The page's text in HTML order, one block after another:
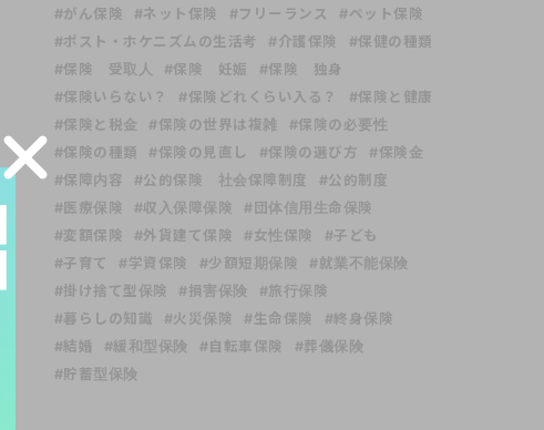
#がん保険
#ネット保険 #フリーランス
#ペット保険
#ポスト・ホケニズムの生活考
#介護保険
#保健の種類
#保険 受取人
#保険 妊娠
#保険 独身
#保険いらない？
#保険どれくらい入る？
#保険と健康
#保険と税金
#保険の世界は複雑
#保険の必要性
#保険の種類
#保険の見直し #保険の選び方
#保険金
#保障内容
#公的保険 社会保障制度
#公的制度
#医療保険
#収入保障保険
#団体信用生命保険
#変額保険
#外貨建て保険 #女性保険
#子ども
#子育て
#学資保険 #少額短期保険
#就業不能保険
#掛け捨て型保険
#損害保険
#旅行保険
#暮らしの知識
#火災保険 #生命保険
#終身保険
#結婚
#緩和型保険 #自転車保険
#葬儀保険
#貯蓄型保険